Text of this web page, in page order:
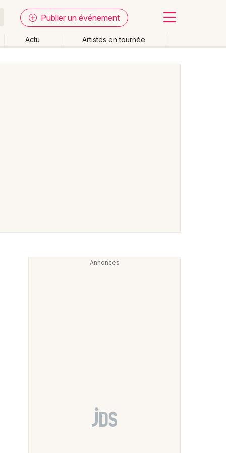
Publier un événement
Actu Artistes en tournée